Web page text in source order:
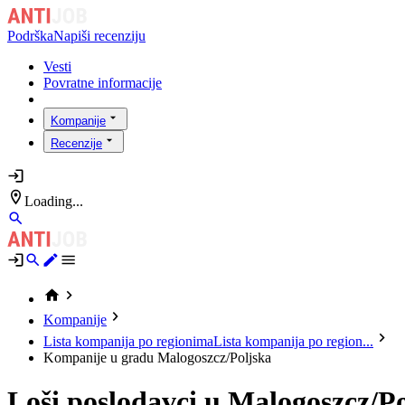
PodrškaNapiši recenziju
Vesti
Povratne informacije
Kompanije
Recenzije
Loading...
Kompanije
Lista kompanija po regionimaLista kompanija po region...
Kompanije u gradu Malogoszcz/Poljska